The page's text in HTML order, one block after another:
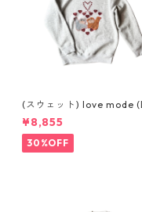
(スウェット) love mode
REY)
¥8,855
30%OFF